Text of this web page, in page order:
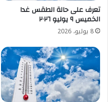
تعرف على حالة الطقس غدا
الخميس ٩ يوليو ٢٠٢٦
8 يوليو، 2026